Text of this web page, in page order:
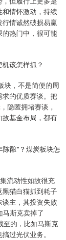
情怀激动，持续
情诚然破损易赢
热门中，很可能
该怎样抓？
块，不是简便的周
的优质赛谈。把
隐匿拥堵赛谈，
基金布局，都有
酿"？煤炭板块怎
流动性如故很充
猫白猫抓到耗子
主，其投资失败
斯克卖掉了
至的，比如马斯克
过光伏业务。